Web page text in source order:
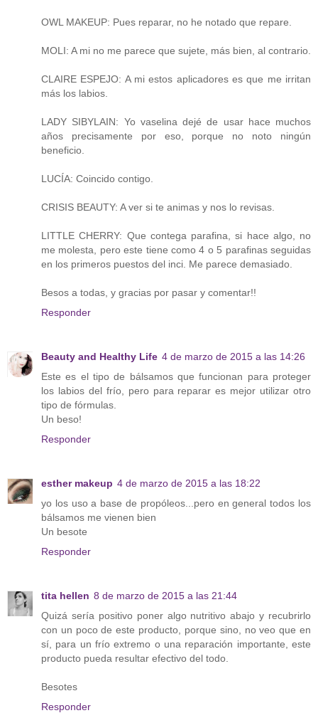
OWL MAKEUP: Pues reparar, no he notado que repare.
MOLI: A mi no me parece que sujete, más bien, al contrario.
CLAIRE ESPEJO: A mi estos aplicadores es que me irritan
más los labios.
LADY SIBYLAIN: Yo vaselina dejé de usar hace muchos
años precisamente por eso, porque no noto ningún
beneficio.
LUCÍA: Coincido contigo.
CRISIS BEAUTY: A ver si te animas y nos lo revisas.
LITTLE CHERRY: Que contega parafina, si hace algo, no
me molesta, pero este tiene como 4 o 5 parafinas seguidas
en los primeros puestos del inci. Me parece demasiado.
Besos a todas, y gracias por pasar y comentar!!
Responder
Beauty and Healthy Life 4 de marzo de 2015 a las 14:26
Este es el tipo de bálsamos que funcionan para proteger
los labios del frío, pero para reparar es mejor utilizar otro
tipo de fórmulas.
Un beso!
Responder
esther makeup 4 de marzo de 2015 a las 18:22
yo los uso a base de propóleos...pero en general todos los
bálsamos me vienen bien
Un besote
Responder
tita hellen 8 de marzo de 2015 a las 21:44
Quizá sería positivo poner algo nutritivo abajo y recubrirlo
con un poco de este producto, porque sino, no veo que en
sí, para un frío extremo o una reparación importante, este
producto pueda resultar efectivo del todo.
Besotes
Responder